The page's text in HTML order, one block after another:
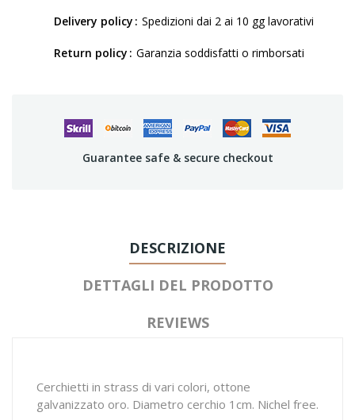
Delivery policy Spedizioni dai 2 ai 10 gg lavorativi
Return policy Garanzia soddisfatti o rimborsati
Guarantee safe & secure checkout
DESCRIZIONE
DETTAGLI DEL PRODOTTO
REVIEWS
Cerchietti in strass di vari colori, ottone
galvanizzato oro. Diametro cerchio 1cm. Nichel free.